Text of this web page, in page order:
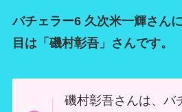
バチェラー6 久次米一輝さん
目は「磯村彰吾」さんです。
磯村彰吾さんは、バ